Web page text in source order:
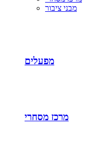
מבני ציבור
מפעלים
מרכז מסחרי